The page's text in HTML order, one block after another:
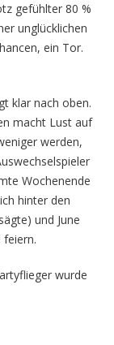
gefühlter 80 %
unglücklichen
ein Tor.
klar nach oben.
macht Lust auf
werden,
Wochenende
hinter den
und June
feiern.
wurde